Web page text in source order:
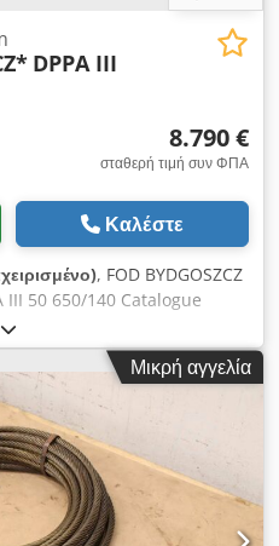
DPPA III
8.790 €
σταθερή τιμή συν ΦΠΑ
Καλέστε
, FOD BYDGOSZCZ
50 650/140 Catalogue
- max cutting height: 140
mm - working shaft width
saw blade diameter: 400
Top: - pawls - 2 traction
- 2 traction shafts, smooth -
serrated - variable feed
motor: 4.4 kW - main
(L/W/H):
2500 kg – Polish
Μικρή αγγελία